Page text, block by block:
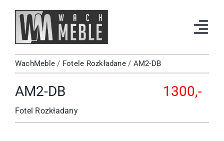
zawartości
Katalog
WachMeble / Fotele Rozkładane/ AM2-DB
AM2-DB
Fotel Rozkładany
1300,-